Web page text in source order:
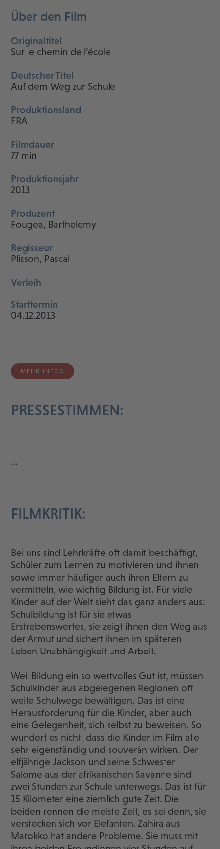
Über den Film
Originaltitel
Sur le chemin de l’école
Deutscher Titel
Auf dem Weg zur Schule
Produktionsland
FRA
Filmdauer
77 min
Produktionsjahr
2013
Produzent
Fougea, Barthelemy
Regisseur
Plisson, Pascal
Verleih
Starttermin
04.12.2013
MEHR INFOS
PRESSESTIMMEN:
…
FILMKRITIK:
Bei uns sind Lehrkräfte oft damit beschäftigt,
Schüler zum Lernen zu motivieren und ihnen
sowie immer häufiger auch ihren Eltern zu
vermitteln, wie wichtig Bildung ist. Für viele
Kinder auf der Welt sieht das ganz anders aus:
Schulbildung ist für sie etwas
Erstrebenswertes, sie zeigt ihnen den Weg aus
der Armut und sichert ihnen im späteren
Leben Unabhängigkeit und Arbeit.
Weil Bildung ein so wertvolles Gut ist, müssen
Schulkinder aus abgelegenen Regionen oft
weite Schulwege bewältigen. Das ist eine
Herausforderung für die Kinder, aber auch
eine Gelegenheit, sich selbst zu beweisen. So
wundert es nicht, dass die Kinder im Film alle
sehr eigenständig und souverän wirken. Der
elfjährige Jackson und seine Schwester
Salome aus der afrikanischen Savanne sind
zwei Stunden zur Schule unterwegs. Das ist für
15 Kilometer eine ziemlich gute Zeit. Die
beiden rennen die meiste Zeit, es sei denn, sie
verstecken sich vor Elefanten. Zahira aus
Marokko hat andere Probleme. Sie muss mit